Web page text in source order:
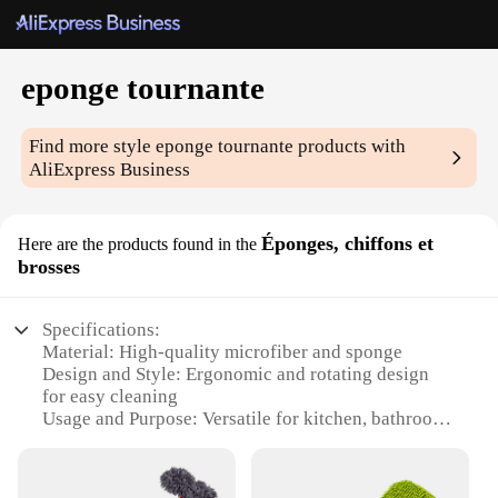
eponge tournante
Find more styleeponge tournante products with
AliExpress Business
Here are the products found in the Éponges, chiffons et
brosses
Specifications:
Material: High-quality microfiber and sponge
Design and Style: Ergonomic and rotating design
for easy cleaning
Usage and Purpose: Versatile for kitchen, bathroom,
Shape or Size or Weight or Quantity: Available in
sets with multiple sizes